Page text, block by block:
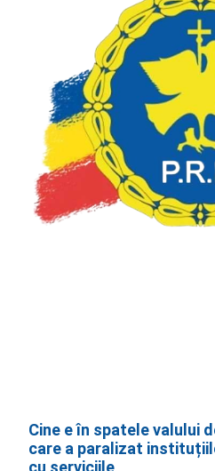
Cine e în spatele valului
care a paralizat
cu serviciile